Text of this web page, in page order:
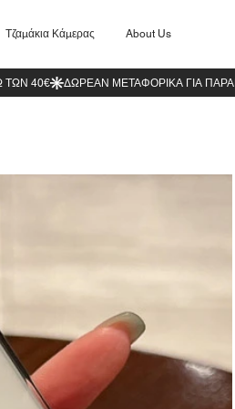
Τζαμάκια Κάμερας About Us